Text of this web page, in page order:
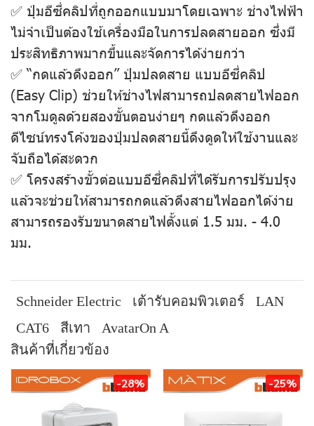
✅ ปุ่มอีซี่คลิปที่ถูกออกแบบมาโดยเฉพาะ ช่างไฟฟ้า
ไม่จําเป็นต้องใช้เครื่องมือในการปลดสายออก ซึ่งมี
ประสิทธิภาพมากขึ้นและจัดการได้ง่ายกว่า
✅ “กดแล้วดึงออก” ปุ่มปลดสาย แบบอีซี่คลิป
(Easy Clip) ช่วยให้ช่างไฟสามารถปลดสายไฟออก
จากโมดูลด้วยสองขั้นตอนง่ายๆ กดแล้วดึงออก
ดีไซน์ทรงโค้งของปุ่มปลดสายนี้ดึงดูดให้ใช้งานและ
จับถือได้สะดวก
✅ โครงสร้างขั้วต่อแบบอีซี่คลิปที่ได้รับการปรับปรุง
แล้วจะช่วยให้สามารถกดแล้วดึงสายไฟออกได้ง่าย
สามารถรองรับขนาดสายไฟตั้งแต่ 1.5 มม. - 4.0
มม.
Schneider Electric เต้ารับคอมพิวเตอร์
LAN
CAT6
สีเทา
AvatarOn A
สินค้าที่เกี่ยวข้อง
-28% -25%